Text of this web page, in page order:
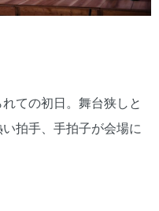
ての初日。舞台狭しと
拍手、手拍子が会場に